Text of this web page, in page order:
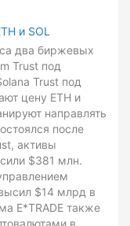
и SOL
два биржевых
Trust под
Trust под
цену ETH и
направлять
после
активы
$381 млн.
$14 млрд в
E*TRADE также